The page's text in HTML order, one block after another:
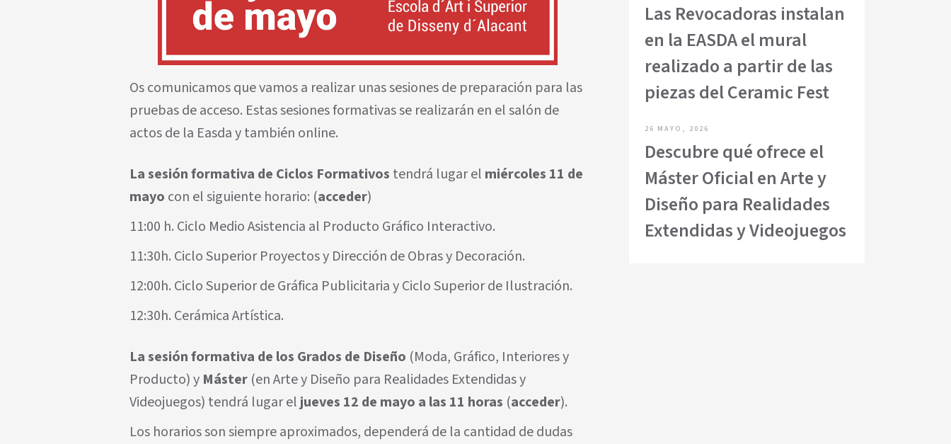
Os comunicamos que vamos a realizar unas sesiones de preparación para las
pruebas de acceso. Estas sesiones formativas se realizarán en el salón de
actos de la Easda y también online.
La sesión formativa de Ciclos Formativos tendrá lugar el miércoles 11 de
mayo con el siguiente horario: (acceder)
11:00 h. Ciclo Medio Asistencia al Producto Gráfico Interactivo.
11:30h. Ciclo Superior Proyectos y Dirección de Obras y Decoración.
12:00h. Ciclo Superior de Gráfica Publicitaria y Ciclo Superior de Ilustración.
12:30h. Cerámica Artística.
La sesión formativa de los Grados de Diseño (Moda, Gráfico, Interiores y
Producto) y Máster(en Arte y Diseño para Realidades Extendidas y
Videojuegos) tendrá lugar eljueves 12 de mayo a las 11 horas (acceder).
Los horarios son siempre aproximados, dependerá de la cantidad de dudas
Las Revocadoras instalan
en la EASDA el mural
realizado a partir de las
piezas del Ceramic Fest
26 MAYO, 2026
Descubre qué ofrece el
Máster Oficial en Arte y
Diseño para Realidades
Extendidas y Videojuegos